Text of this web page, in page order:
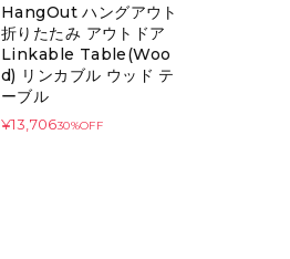
HangOut ハングアウト
折りたたみ アウトドア
Linkable Table(Woo
d) リンカブル ウッド テ
ーブル
¥13,70630%OFF